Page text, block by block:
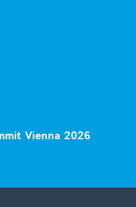
Vienna 2026